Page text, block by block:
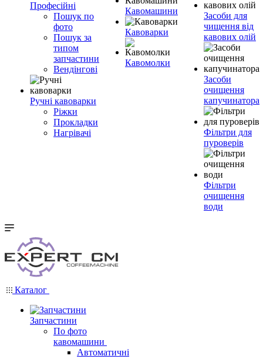
Професійні
Пошук по
фото
Пошук за
типом
запчастини
Вендінгові
Ручні кавоварки
Ріжки
Прокладки
Нагрівачі
Кавомашини
Кавоварки
Кавомолки
Засоби для
чищення від
кавових олій
Засоби
очищення
капучинатора
Фільтри для
пуроверів
Фільтри
очищення
води
Каталог
Запчастини
По фото
кавомашини
Автоматичні